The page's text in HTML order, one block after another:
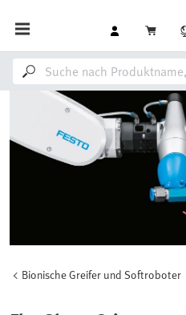
Bionische Greifer und Softroboter